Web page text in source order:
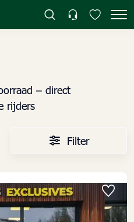
– direct
rijders
Filter